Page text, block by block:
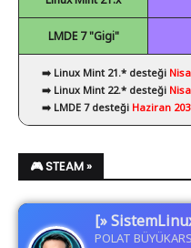
LMDE 7 "Gigi"
➡️ Linux Mint 21.* desteği
➡️ Linux Mint 22.* desteği
➡️ LMDE 7 desteği Haziran
🎮 STEAM »
[»
POLAT